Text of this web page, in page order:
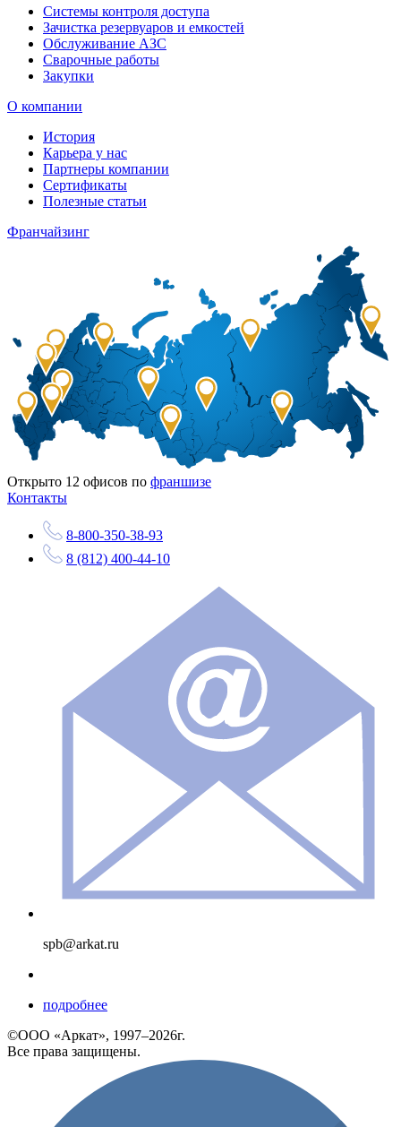
Системы контроля доступа
Зачистка резервуаров и емкостей
Обслуживание АЗС
Сварочные работы
Закупки
О компании
История
Карьера у нас
Партнеры компании
Сертификаты
Полезные статьи
Франчайзинг
Открыто 12 офисов по франшизе
Контакты
8-800-350-38-93
8 (812) 400-44-10
spb@arkat.ru
подробнее
©ООО «Аркат», 1997–2026г.
Все права защищены.